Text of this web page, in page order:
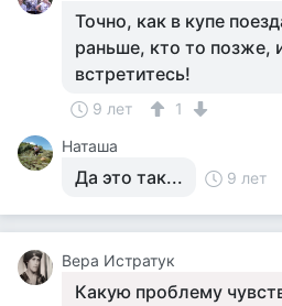
Точно, как в купе
раньше, кто то позже,
встретитесь!
9 лет
1
Наташа
Да это так... 9 лет
Вера Истратук
Какую проблему